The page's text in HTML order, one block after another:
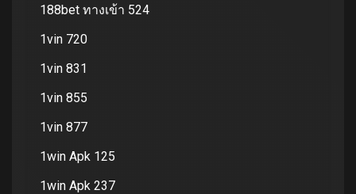
188bet ทางเข้า 524
1vin 720
1vin 831
1vin 855
1vin 877
1win Apk 125
1win Apk 237